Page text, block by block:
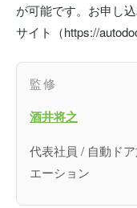
が可能です。お申し
サイト（https://
監修
酒井将之
代表社員 / 自動ド
エーション